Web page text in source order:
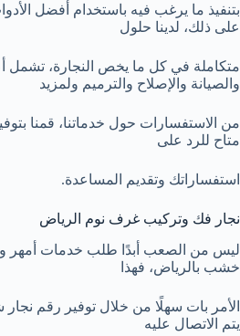
بتنفيذ ما يرغب فيه باستخدام أفضل
على ذلك، لدينا حلول
متكاملة في كل ما يخص النجارة، تشمل
والصيانة والإصلاح والترميم ولمزيد
من الاستفسارات حول خدماتنا، قمنا
متاح للرد على
استفساراتك وتقديم المساعدة.
نجار فك وتركيب غرف نوم الرياض
ليس من الصعب أبدًا طلب خدمات أمهر
خشب بالرياض، فهذا
الأمر بات سهلًا من خلال توفير رقم
يتم الاتصال عليه